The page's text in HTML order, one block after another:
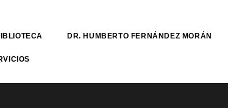
DR. HUMBERTO FERNÁNDEZ MORÁN